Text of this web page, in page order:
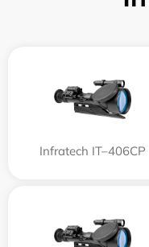
Infratech IT–406СP